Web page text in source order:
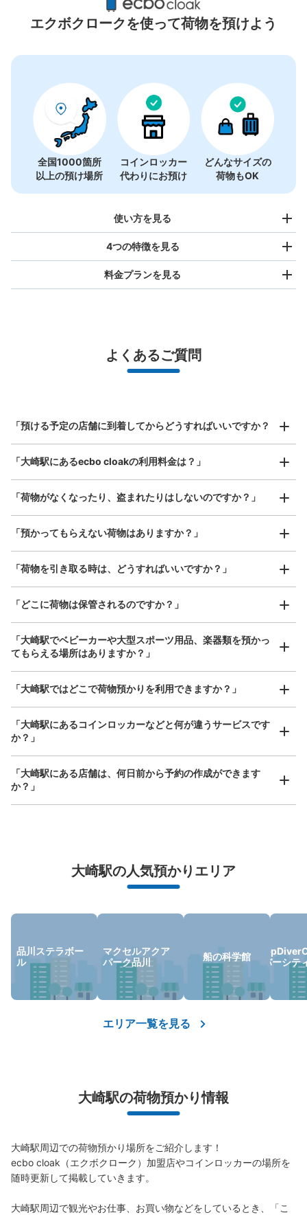
4件
保管できる荷物数
大:3/ ¥700中:3/ ¥500小:14/ ¥400
支払い方法
ICカード
大崎駅北改札口外コインロッカー
本日の営業時間:05:00〜05:00
大崎駅の北改札口を出て右側の通路に設置、営業時間は始
発から0時15分
保管できる荷物数
2 / ¥700 :28/
支払い方法
このコインロッカーの位置を見る
大崎駅北改札口内コインロッカー
大崎駅北改札口から入って右側の憩いの広場の横に設置、
営業時間は始発から0時15分
エクボクロークを使って荷物を預けよう
全国1000箇所
以上の預け場所
コインロッカー
代わりにお預け
どんなサイズの
荷物もOK
使い方を見る
スマホからお店と日時を
指定して事前予約
お店で荷物の写真を
4つの特徴を見る
全国1,000箇所以上と提携
好立地 / 好条件店舗も多数
荷物の破損、盗難等万が一に備えた保証も完備で安心
料金プランを見る
最大辺が45cm未満の大きさのお荷物（リュック、ハンド
バッグ、お手荷物など）
¥800/ 日
器、ベビーカーなど）
よくあるご質問
「預ける予定の店舗に到着してからどうすればいいですか？
「大崎駅にあるecbo cloakの利用料金は？」
「荷物がなくなったり、盗まれたりはしないのですか？」
「預かってもらえない荷物はありますか？」
「荷物を引き取る時は、どうすればいいですか？」
「どこに荷物は保管されるのですか？」
「大崎駅でベビーカーや大型スポーツ用品、楽器類を預かっ
てもらえる場所はありますか？」
「大崎駅ではどこで荷物預かりを利用できますか？」
「大崎駅にあるコインロッカーなどと何が違うサービスです
か？」
「大崎駅にある店舗は、何日前から予約の作成ができます
か？」
大崎駅の人気預かりエリア
品川ステラボー
ル
マクセルアクア
パーク品川
船の科学館
イバーシテ
エリア一覧を見る
大崎駅の荷物預かり情報
大崎駅周辺での荷物預かり場所をご紹介します！
ecbo cloak（エクボクローク）加盟店やコインロッカーの場所を
随時更新して掲載していきます。
大崎駅周辺で観光やお仕事、お買い物などをしているとき、「こ